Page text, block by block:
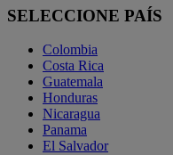
SELECCIONE PAÍS
Colombia
Costa Rica
Guatemala
Honduras
Nicaragua
Panama
El Salvador